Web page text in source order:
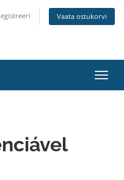
Vaata ostukorvi